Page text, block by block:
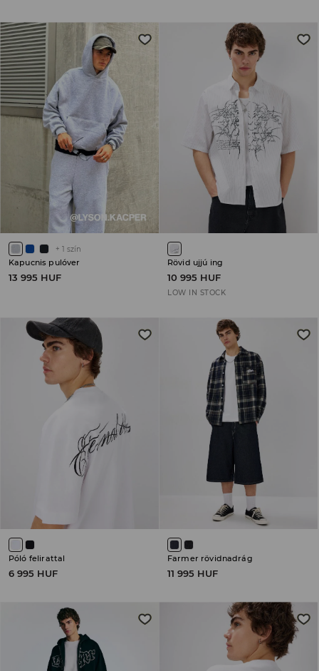
+ 1 szín
Kapucnis pulóver
13 995 HUF
Rövid ujjú ing
10 995 HUF
LOW IN STOCK
Póló felirattal
6 995 HUF
Farmer rövidnadrág
11 995 HUF